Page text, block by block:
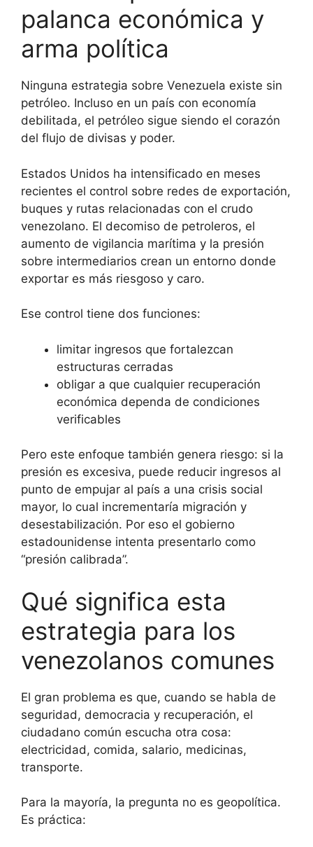
palanca económica y
arma política
Ninguna estrategia sobre Venezuela existe sin
petróleo. Incluso en un país con economía
debilitada, el petróleo sigue siendo el corazón
del flujo de divisas y poder.
Estados Unidos ha intensificado en meses
recientes el control sobre redes de exportación,
buques y rutas relacionadas con el crudo
venezolano. El decomiso de petroleros, el
aumento de vigilancia marítima y la presión
sobre intermediarios crean un entorno donde
exportar es más riesgoso y caro.
Ese control tiene dos funciones:
limitar ingresos que fortalezcan
estructuras cerradas
obligar a que cualquier recuperación
económica dependa de condiciones
verificables
Pero este enfoque también genera riesgo: si la
presión es excesiva, puede reducir ingresos al
punto de empujar al país a una crisis social
mayor, lo cual incrementaría migración y
desestabilización. Por eso el gobierno
estadounidense intenta presentarlo como
“presión calibrada”.
Qué significa esta
estrategia para los
venezolanos comunes
El gran problema es que, cuando se habla de
seguridad, democracia y recuperación, el
ciudadano común escucha otra cosa:
electricidad, comida, salario, medicinas,
transporte.
Para la mayoría, la pregunta no es geopolítica.
Es práctica: